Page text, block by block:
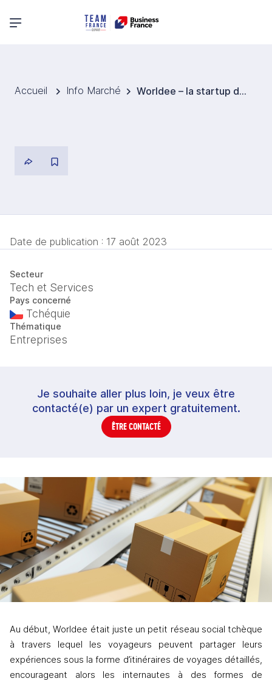
Menu principal
Accueil Info Marché Worldee – la startup dédiée aux voyageurs dans les traces des licornes
Date de publication : 17 août 2023
Secteur
Tech et Services
Pays concerné
Tchéquie
Thématique
Entreprises
Je souhaite aller plus loin, je veux être
contacté(e) par un expert gratuitement.
ÊTRE CONTACTÉ
Au début, Worldee était juste un petit réseau social tchèque
à travers lequel les voyageurs peuvent partager leurs
expériences sous la forme d’itinéraires de voyages détaillés,
encourageant alors les internautes à des formes de